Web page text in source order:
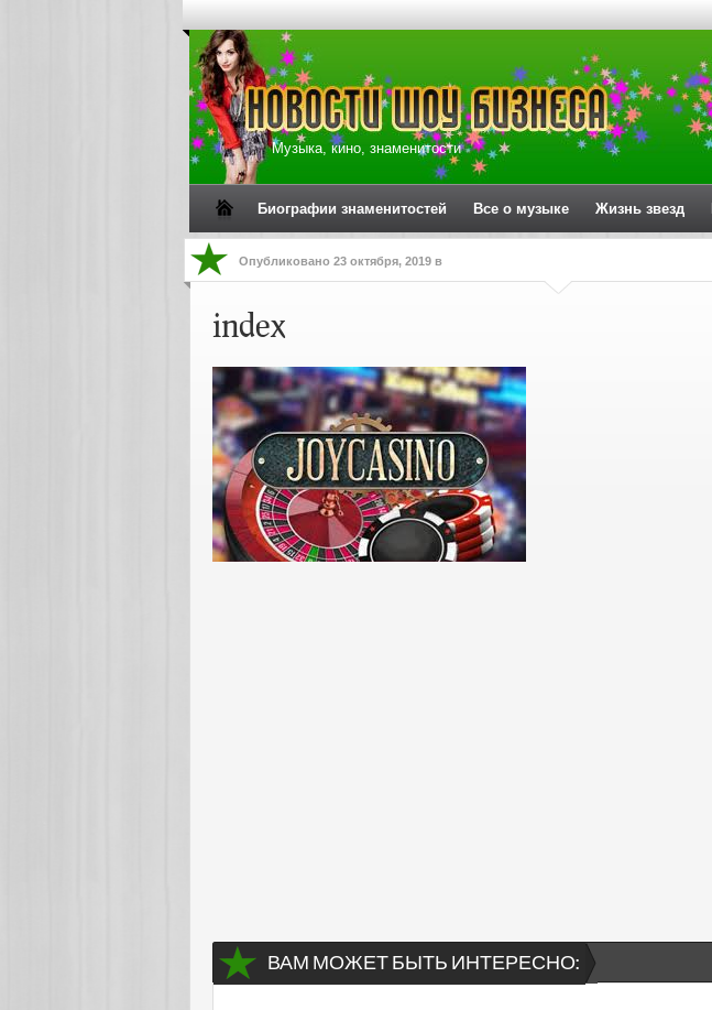
Музыка, кино, знаменитости
Биографии знаменитостей Все о музыке Жизнь звезд
Опубликовано 23 октября, 2019 в
index
ВАМ МОЖЕТ БЫТЬ ИНТЕРЕСНО: